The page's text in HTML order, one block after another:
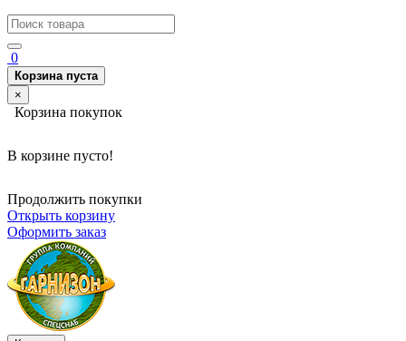
0
Корзина пуста
×
Корзина покупок
В корзине пусто!
Продолжить покупки
Открыть корзину
Оформить заказ